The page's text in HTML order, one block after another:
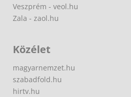
Veszprém - veol.hu
Zala - zaol.hu
Közélet
magyarnemzet.hu
szabadfold.hu
hirtv.hu